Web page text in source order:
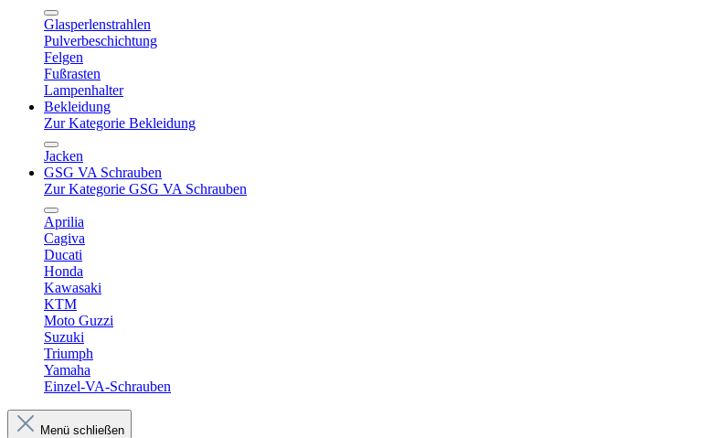
Glasperlenstrahlen
Pulverbeschichtung
Felgen
Fußrasten
Lampenhalter
Bekleidung
Zur Kategorie Bekleidung
Jacken
GSG VA Schrauben
Zur Kategorie GSG VA Schrauben
Aprilia
Cagiva
Ducati
Honda
Kawasaki
KTM
Moto Guzzi
Suzuki
Triumph
Yamaha
Einzel-VA-Schrauben
Menü schließen